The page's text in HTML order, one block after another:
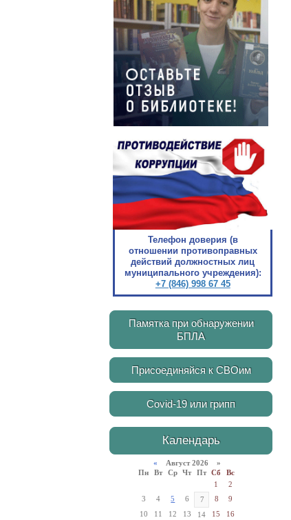
Телефон доверия (в
отношении противоправных
действий должностных лиц
муниципального учреждения):
+7 (846) 998 67 45
Памятка при обнаружении
БПЛА
Присоединяйся к СВОим
Covid-19 или грипп
Календарь
« Август 2026 »
Пн
Вт Ср Чт Пт Сб
Вс
1
2
3
4 5 6 7 8
9
10
11 12 13 14 15 16